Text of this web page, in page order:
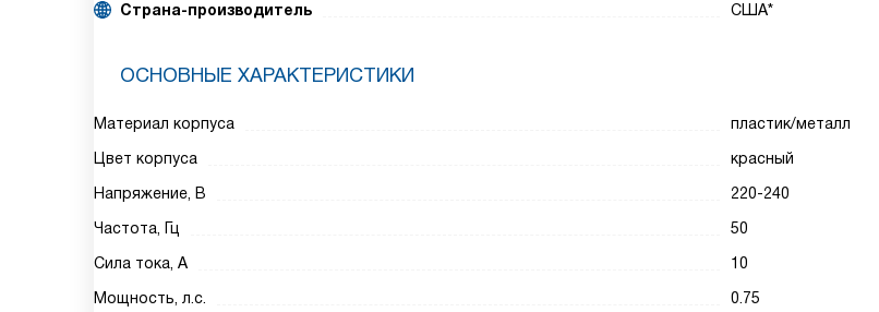
Страна-производитель
США*
ОСНОВНЫЕ ХАРАКТЕРИСТИКИ
Материал корпуса
пластик/металл
Цвет корпуса
красный
Напряжение, В
220-240
Частота, Гц
50
Сила тока, А
10
Мощность, л.с.
0.75